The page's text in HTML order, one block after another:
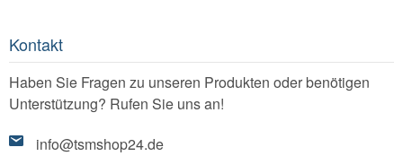
Kontakt
Haben Sie Fragen zu unseren Produkten oder benötigen
Unterstützung? Rufen Sie uns an!
info@tsmshop24.de